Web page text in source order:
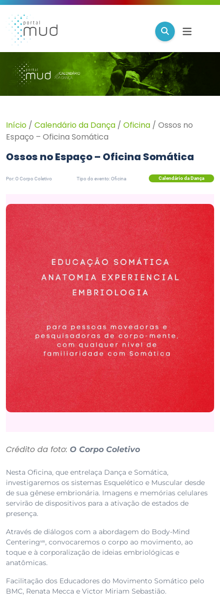
Início / Calendário da Dança / Oficina / Ossos no
Espaço – Oficina Somática
Ossos no Espaço – Oficina Somática
Por: O Corpo Coletivo Tipo do evento: Oficina Calendário da Dança
Crédito da foto: O Corpo Coletivo
Nesta Oficina, que entrelaça Dança e Somática,
investigaremos os sistemas Esquelético e Muscular desde
de sua gênese embrionária. Imagens e memórias celulares
servirão de dispositivos para a ativação de estados de
presença.
Através de diálogos com a abordagem do Body-Mind
Centeringˢᵐ, convocaremos o corpo ao movimento, ao
toque e à corporalização de ideias embriológicas e
anatômicas.
Facilitação dos Educadores do Movimento Somático pelo
BMC, Renata Mecca e Victor Miriam Sebastião.